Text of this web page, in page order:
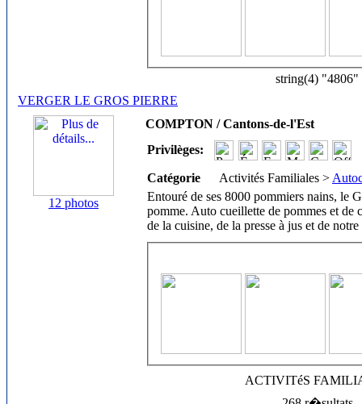
string(4) "4806"
VERGER LE GROS PIERRE
12 photos
COMPTON / Cantons-de-l'Est
Privilèges:
Catégorie Activités Familiales >
Entouré de ses 8000 pommiers nains, le
pomme. Auto cueillette de pommes et de
de la cuisine, de la presse à jus et de
ACTIVITéS